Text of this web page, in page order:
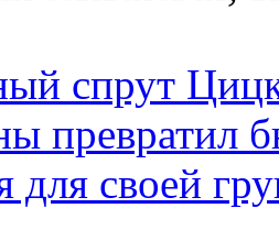
спрут
превратил
для своей